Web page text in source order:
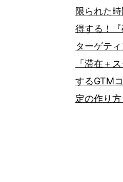
限られた
得する！
ターゲテ
「滞在＋
するGTM
定の作り方